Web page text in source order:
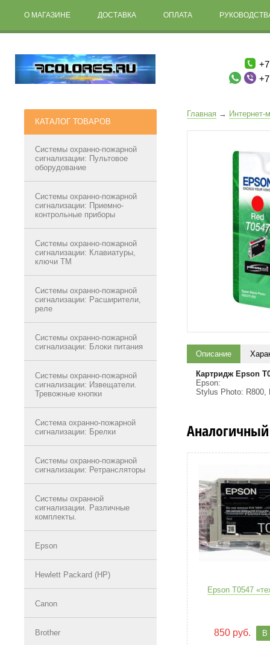
О МАГАЗИНЕ ДОСТАВКА ОПЛАТА
КАТАЛОГ ТОВАРОВ
Системы охранно-пожарной
сигнализации: Пультовое
оборудование
Системы охранно-пожарной
сигнализации: Приемно-
контрольные приборы
Системы охранно-пожарной
сигнализации: Клавиатуры,
ключи ТМ
Системы охранно-пожарной
сигнализации: Расширители,
реле
Системы охранно-пожарной
сигнализации: Блоки питания
Системы охранно-пожарной
сигнализации: Извещатели.
Тревожные кнопки
Система охранно-пожарной
сигнализации: Брелки
Системы охранно-пожарной
сигнализации: Ретрансляторы
Системы охранной
сигнализации. Различные
комплекты.
Epson
Hewlett Packard (HP)
Canon
Brother
Главная → Интернет-
Описание
Картридж Epson
Epson:
Stylus Photo: R800,
Epson T0547
850 руб. В